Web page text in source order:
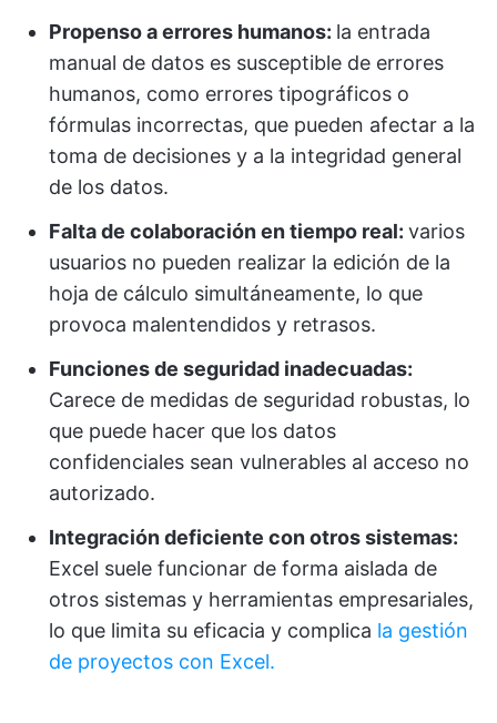
Propenso a errores humanos: la entrada
manual de datos es susceptible de errores
humanos, como errores tipográficos o
fórmulas incorrectas, que pueden afectar a la
toma de decisiones y a la integridad general
de los datos.
Falta de colaboración en tiempo real: varios
usuarios no pueden realizar la edición de la
hoja de cálculo simultáneamente, lo que
provoca malentendidos y retrasos.
Funciones de seguridad inadecuadas:
Carece de medidas de seguridad robustas, lo
que puede hacer que los datos
confidenciales sean vulnerables al acceso no
autorizado.
Integración deficiente con otros sistemas:
Excel suele funcionar de forma aislada de
otros sistemas y herramientas empresariales,
lo que limita su eficacia y complica la gestión
de proyectos con Excel.